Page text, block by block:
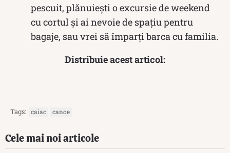
pescuit, plănuiești o excursie de weekend
cu cortul și ai nevoie de spațiu pentru
bagaje, sau vrei să împarți barca cu familia.
Distribuie acest articol:
Tags: caiac canoe
Cele mai noi articole